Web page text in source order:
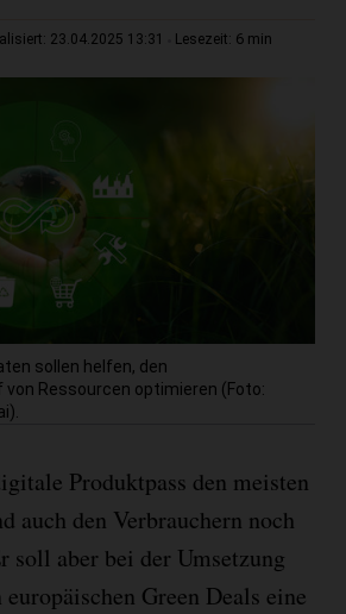
23.04.2025 13:31 Lesezeit: 6 min
sollen helfen, den
Ressourcen optimieren (Foto:
Produktpass den meisten
auch den Verbrauchern noch
soll aber bei der Umsetzung
europäischen Green Deals eine